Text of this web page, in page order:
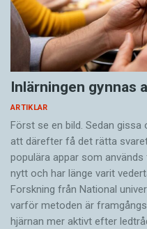
Inlärningen gynnas
ARTIKLAR
Först se en bild. Sedan
att därefter få det rätta
populära appar som
nytt och har länge varit
Forskning från National
varför metoden är
hjärnan mer aktivt ­efter